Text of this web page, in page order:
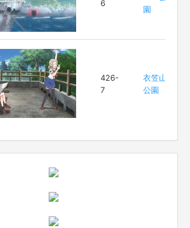
6
園
426-
7
衣笠山
公園